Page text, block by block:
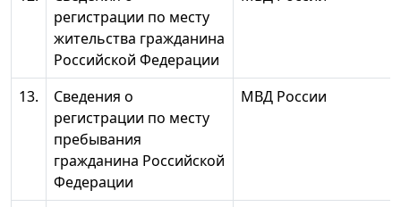
регистрации по месту
жительства гражданина
Российской Федерации
13.
Сведения о
регистрации по месту
пребывания
гражданина Российской
Федерации
МВД России